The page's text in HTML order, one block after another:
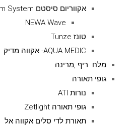
אקווריום סיסטם Aquarium System
NEWA Wave
טונז Tunze
AQUA MEDIC- אקווה מדיק
מלח--ריף ,מרינה
גופי תאורה
נורות ATI
גופי תאורה Zetlight
תאורת לדי סלים אקווה אל